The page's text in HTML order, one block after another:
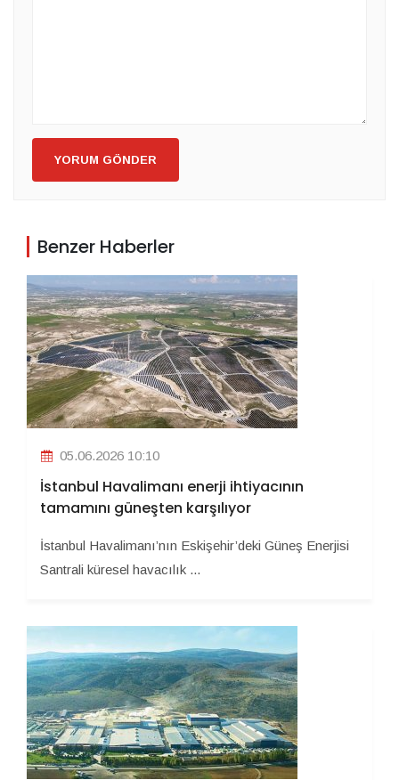
YORUM GÖNDER
Benzer Haberler
05.06.2026 10:10
İstanbul Havalimanı enerji ihtiyacının
tamamını güneşten karşılıyor
İstanbul Havalimanı’nın Eskişehir’deki Güneş Enerjisi
Santrali küresel havacılık ...